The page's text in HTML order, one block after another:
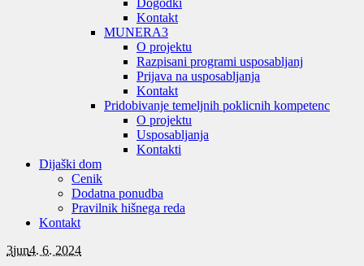
Dogodki
Kontakt
MUNERA3
O projektu
Razpisani programi usposabljanj
Prijava na usposabljanja
Kontakt
Pridobivanje temeljnih poklicnih kompetenc
O projektu
Usposabljanja
Kontakti
Dijaški dom
Cenik
Dodatna ponudba
Pravilnik hišnega reda
Kontakt
3jun4. 6. 2024